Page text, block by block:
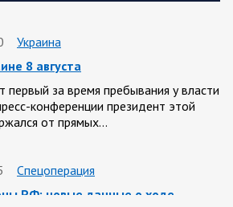
Украина
8 августа
первый за время пребывания у власти
конференции президент этой
от прямых…
Спецоперация
РФ: новые данные о ходе